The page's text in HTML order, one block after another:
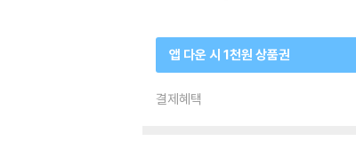
앱 다운 시 1천원 상품권
결제혜택